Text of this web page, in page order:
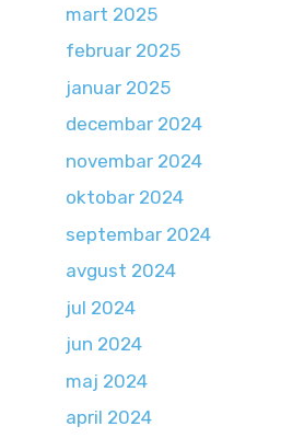
mart 2025
februar 2025
januar 2025
decembar 2024
novembar 2024
oktobar 2024
septembar 2024
avgust 2024
jul 2024
jun 2024
maj 2024
april 2024